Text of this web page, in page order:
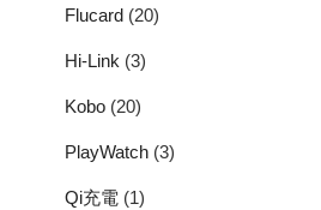
Flucard (20)
Hi-Link (3)
Kobo (20)
PlayWatch (3)
Qi充電 (1)